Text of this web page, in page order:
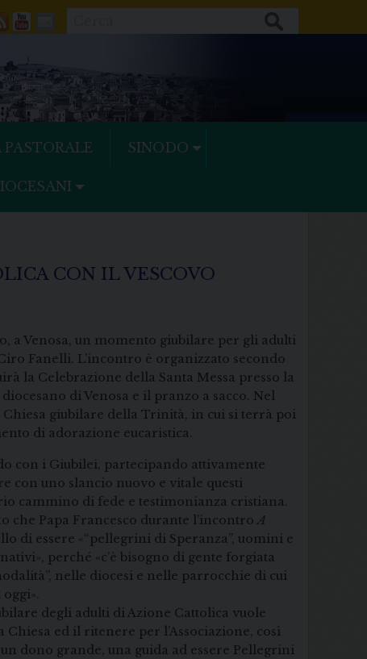
FeedsYoutube
Mail
SINODO
CON IL VESCOVO
a Venosa, un momento giubilare per gli adulti
Fanelli. L’incontro è organizzato secondo
la Celebrazione della Santa Messa presso la
di Venosa e il pranzo a sacco. Nel
giubilare della Trinità, in cui si terrà poi
di adorazione eucaristica.
con i Giubilei, partecipando attivamente
con uno slancio nuovo e vitale questi
cammino di fede e testimonianza cristiana.
che Papa Francesco durante l’incontroA
di essere «“pellegrini di Speranza”, uomini e
perché «c’è bisogno di gente forgiata
nelle diocesi e nelle parrocchie di cui
degli adulti di Azione Cattolica vuole
ed il ritenere per l’Associazione, così
dono grande, una guida ad essere Pellegrini